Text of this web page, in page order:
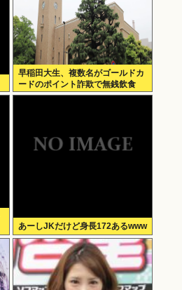
早稲田大生、複数名がゴールドカ
ードのポイント詐欺で無銭飲食
あーしJKだけど身長172あるwww